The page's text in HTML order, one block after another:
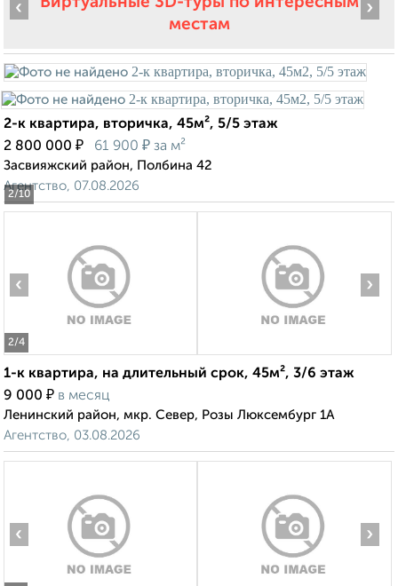
местам
2/10
‹ ›
2-к квартира, вторичка, 45м², 5/5 этаж
2 800 000 ₽ 61 900 ₽ за м²
Засвияжский район, Полбина 42
Агентство, 07.08.2026
2/4
‹ ›
1-к квартира, на длительный срок, 45м², 3/6 этаж
9 000 ₽ в месяц
Ленинский район, мкр. Север, Розы Люксембург 1А
Агентство, 03.08.2026
‹ ›